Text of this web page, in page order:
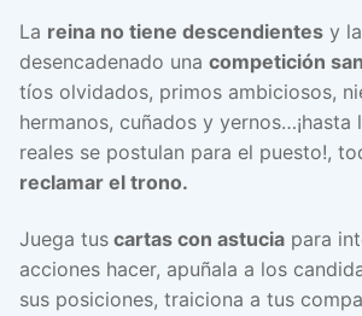
La reina no tiene descendientes y la
desencadenado una competición
tíos olvidados, primos ambiciosos,
hermanos, cuñados y yernos…¡hasta
reales se postulan para el puesto!,
reclamar el trono.
Juega tus cartas con astucia para
acciones hacer, apuñala a los
sus posiciones, traiciona a tus